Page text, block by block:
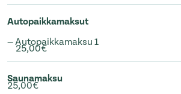
Autopaikkamaksut
— Autopaikkamaksu 1
25,00€
Saunamaksu
25,00€